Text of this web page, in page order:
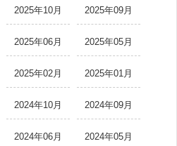
2025年10月 2025年09月
2025年06月 2025年05月
2025年02月 2025年01月
2024年10月 2024年09月
2024年06月 2024年05月